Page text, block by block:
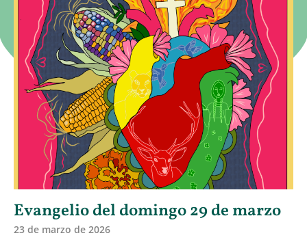
Evangelio del domingo 29 de marzo
23 de marzo de 2026